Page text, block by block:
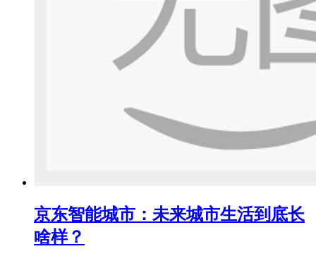
京东智能城市：未来城市生活到底长
啥样？